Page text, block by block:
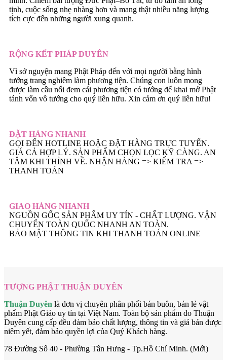
tịnh, cuộc sống nhẹ nhàng hơn và mang thật nhiều năng lượng
tích cực đến những người xung quanh.
RỘNG KẾT PHÁP DUYÊN
Vì sở nguyện mang Phật Pháp đến với mọi người bằng hình
tướng trang nghiêm làm phương tiện. Chúng con luôn mong
được làm cầu nối đem cái phương tiện có tướng để khai mở Phật
tánh vốn vô tướng cho quý liên hữu. Xin cảm ơn quý liên hữu!
ĐẶT HÀNG NHANH
GỌI ĐẾN HOTLINE HOẶC ĐẶT HÀNG TRỰC TUYẾN.
GIÁ CẢ HỢP LÝ. SẢN PHẨM CHỌN LỌC KỸ CÀNG. AN
TÂM KHI THỈNH VỀ. NHẬN HÀNG => KIẾM TRA =>
THANH TOÁN
GIAO HÀNG NHANH
NGUỒN GỐC SẢN PHẨM UY TÍN - CHẤT LƯỢNG. VẬN
CHUYỂN TOÀN QUỐC NHANH AN TOÀN.
BẢO MẬT THÔNG TIN KHI THANH TOÁN ONLINE
TƯỢNG PHẬT THUẬN DUYÊN
Thuận Duyên là đơn vị chuyên phân phối bán buôn, bán lẻ vật
phẩm Phật Giáo uy tín tại Việt Nam. Toàn bộ sản phẩm do Thuận
Duyên cung cấp đều đảm bảo chất lượng, thông tin và giá bán được
niêm yết, đảm bảo quyền lợi của Quý Khách hàng.
78 Đường Số 40 - Phường Tân Hưng - Tp.Hồ Chí Minh. (Mới)